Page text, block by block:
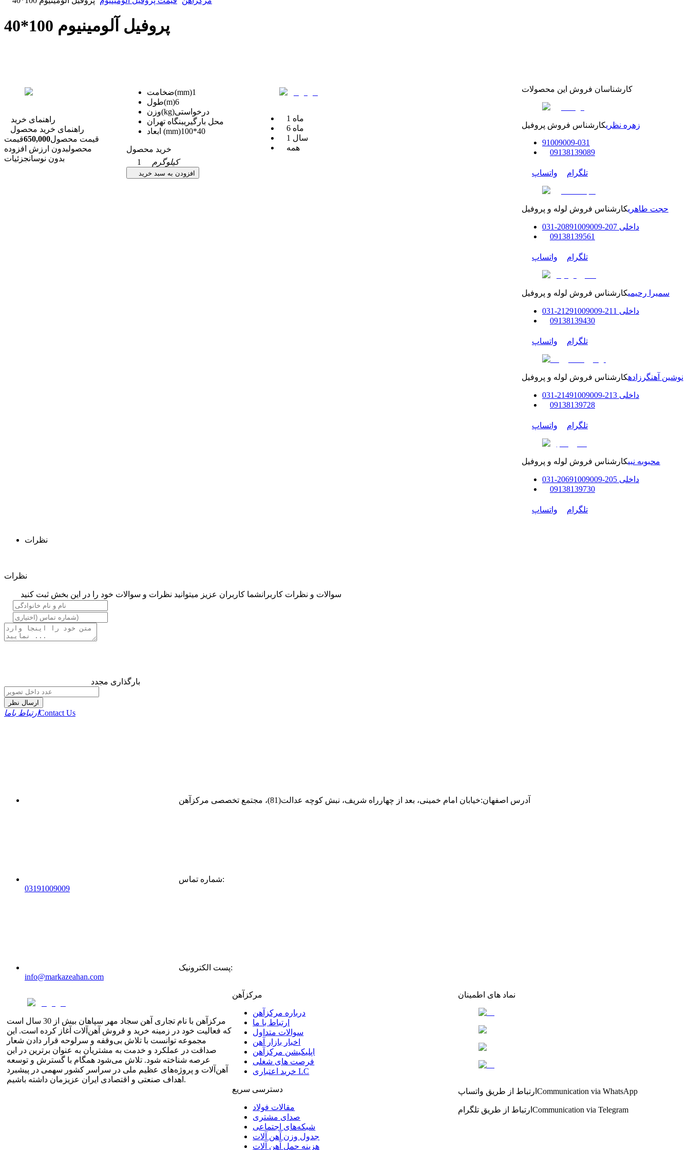
پروفیل آلومینیوم 100*40
راهنمای خرید
راهنمای خرید محصول
قیمت محصول650,000قیمت
محصولبدون ارزش افزوده
بدون نوسانجزئیات
ضخامت(mm)1
طول(m)6
وزن(kg)درخواستی
محل بارگیریبنگاه تهران
ابعاد (mm)100*40
خرید محصول
1
کیلوگرم
افزودن به سبد خرید
1 ماه
6 ماه
1 سال
همه
کارشناسان فروش این محصولات
زهره نظریکارشناس فروش پروفیل
91009009-031
09138139089
تلگرام واتساپ
حجت طاهریکارشناس فروش لوله و پروفیل
داخلی 207-208
91009009
-
031
09138139561
تلگرام واتساپ
سمیرا رحیمیکارشناس فروش لوله و پروفیل
داخلی 211-212
91009009
-
031
09138139430
تلگرام واتساپ
نوشین آهنگرزادهکارشناس فروش لوله و پروفیل
داخلی 213-214
91009009
-
031
09138139728
تلگرام واتساپ
محبوبه نبیکارشناس فروش لوله و پروفیل
داخلی 205-206
91009009
-
031
09138139730
تلگرام واتساپ
نظرات
نظرات
سوالات و نظرات کاربرانشما کاربران عزیز میتوانید نظرات و سوالات خود را در این بخش ثبت کنید
بارگذاری مجدد
ارسال نظر
ارتباط باماContact Us
آدرس اصفهان:خیابان امام خمینی، بعد از چهارراه شریف، نبش کوچه عدالت(81)، مجتمع تخصصی مرکزآهن
شماره تماس:
03191009009
پست الکترونیک:
info@markazeahan.com
مرکزآهن با نام تجاری آهن سجاد مهر سپاهان بیش از 30 سال است
که فعالیت خود در زمینه خرید و فروش آهن‌آلات آغاز کرده است. این
مجموعه توانست با تلاش بی‌وقفه و سرلوحه قرار دادن شعار
صداقت در عملکرد و خدمت به مشتریان به عنوان برترین در این
عرصه شناخته شود. تلاش می‌شود همگام با گسترش و توسعه
آهن‌آلات و پروژه‌های عظیم ملی در سراسر کشور سهمی در پیشبرد
اهداف صنعتی و اقتصادی ایران عزیزمان داشته باشیم.
مرکزآهن
درباره مرکزآهن
ارتباط با ما
سوالات متداول
اخبار بازار آهن
اپلیکیشن مرکزآهن
فرصت های شغلی
خرید اعتباری LC
دسترسی سریع
مقالات فولاد
صدای مشتری
شبکه‌های اجتماعی
جدول وزن آهن آلات
هزینه حمل آهن آلات
نماد های اطمینان
ارتباط از طریق واتساپ Communication via WhatsApp
ارتباط از طریق تلگرام Communication via Telegram